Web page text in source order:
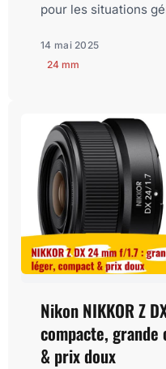
pour les situations
14 mai 2025
24 mm
Nikon NIKKOR Z
compacte,
& prix doux